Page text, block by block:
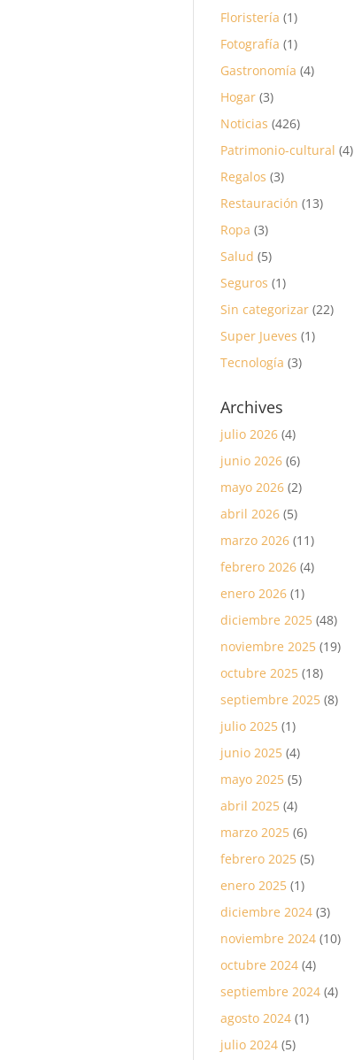
Floristería (1)
Fotografía (1)
Gastronomía (4)
Hogar (3)
Noticias (426)
Patrimonio-cultural (4)
Regalos (3)
Restauración (13)
Ropa (3)
Salud (5)
Seguros (1)
Sin categorizar (22)
Super Jueves (1)
Tecnología (3)
Archives
julio 2026 (4)
junio 2026 (6)
mayo 2026 (2)
abril 2026 (5)
marzo 2026 (11)
febrero 2026 (4)
enero 2026 (1)
diciembre 2025 (48)
noviembre 2025 (19)
octubre 2025 (18)
septiembre 2025 (8)
julio 2025 (1)
junio 2025 (4)
mayo 2025 (5)
abril 2025 (4)
marzo 2025 (6)
febrero 2025 (5)
enero 2025 (1)
diciembre 2024 (3)
noviembre 2024 (10)
octubre 2024 (4)
septiembre 2024 (4)
agosto 2024 (1)
julio 2024 (5)